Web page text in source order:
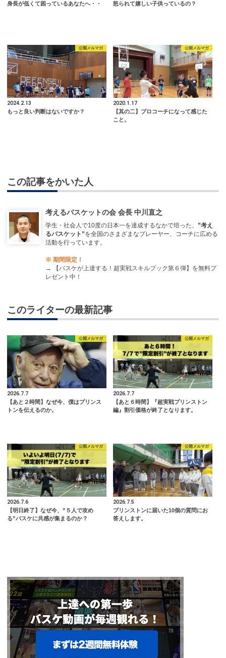
身長が低くて困っているあなたへ・・ 怒られて嬉しい子供っているの？
公開メルマガ
2024.2.13
もっと良い判断はないですか？
公開メルマガ
2020.1.17
【其の二】プロコーチになって感じた
こと。
この記事をかいた人
考えるバスケットの会 会長 中川直之
学生・社会人で10度の日本一を達成するなかで培った、 ”考え
るバスケット”を全国のさまざまなプレーヤー、コーチに広める
活動を行っています。
※ 期間限定！
→
【バスケが上達する！超実戦スキルブック第６弾】を無料プ
レゼント中！
このライターの最新記事
公開メルマガ
2026.7.7
【あと２時間】なぜ今、僕はプリンス
トンを伝えるのか。
公開メルマガ
2026.7.7
【あと６時間】『超実戦プリンストン
編』割引価格が終了となります。
公開メルマガ
2026.7.6
【明日終了】なぜ今、”５人で攻め
る”バスケに共感が集まるのか？
公開メルマガ
2026.7.5
プリンストンに届いた10個の質問にお
答えします。